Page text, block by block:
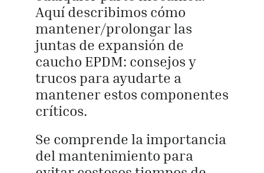
Aquí describimos cómo
mantener/prolongar las
juntas de expansión de
caucho EPDM: consejos y
trucos para ayudarte a
mantener estos componentes
críticos.
Se comprende la importancia
del mantenimiento para